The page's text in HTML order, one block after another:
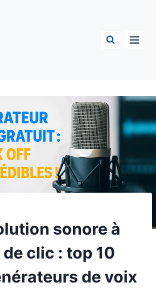
sonore à
clic : top 10
de voix